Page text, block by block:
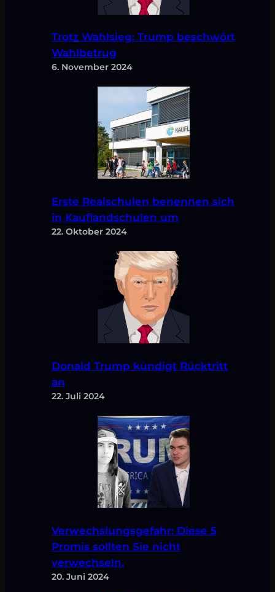
Trotz Wahlsieg: Trump beschwört
Wahlbetrug
6. November 2024
Erste Realschulen benennen sich
in Kauflandschulen um
22. Oktober 2024
Donald Trump kündigt Rücktritt
an
22. Juli 2024
Verwechslungsgefahr: Diese 5
Promis sollten Sie nicht
verwechseln.
20. Juni 2024